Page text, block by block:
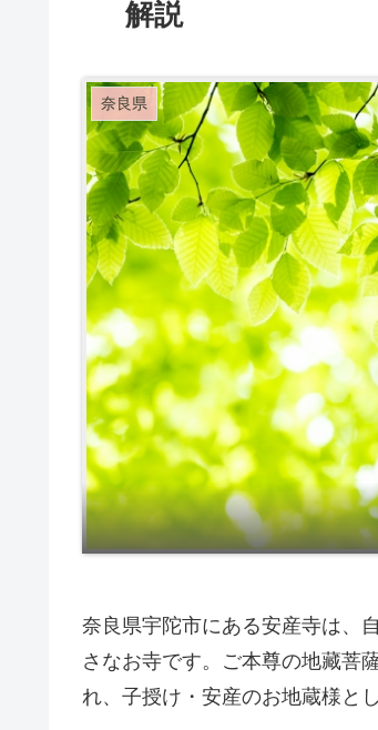
解説
奈良県
奈良県宇陀市にある安産寺は、
さなお寺です。ご本尊の地藏菩
れ、子授け・安産のお地蔵様と